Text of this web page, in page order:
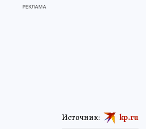
Источник: kp.ru